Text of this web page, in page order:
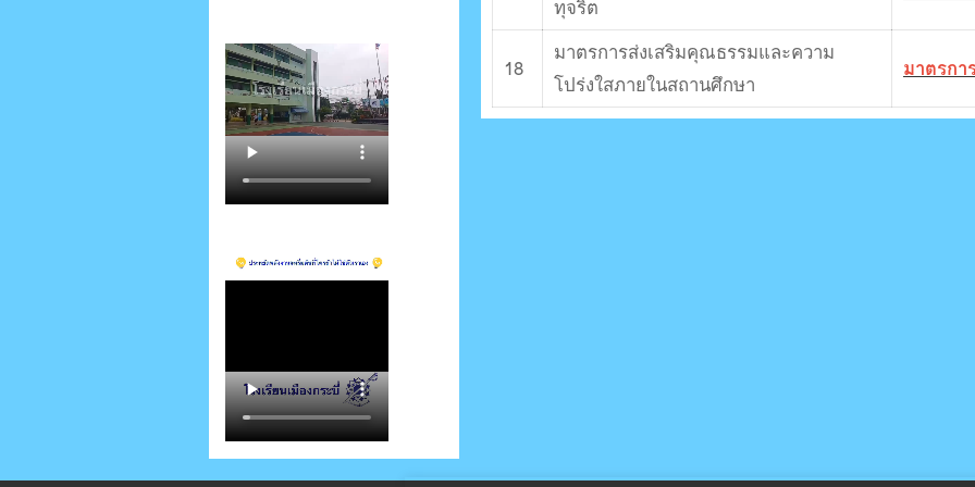
ทุจริต
18
มาตรการส่งเสริมคุณธรรมและความ
โปร่งใสภายในสถานศึกษา
มาตรกา